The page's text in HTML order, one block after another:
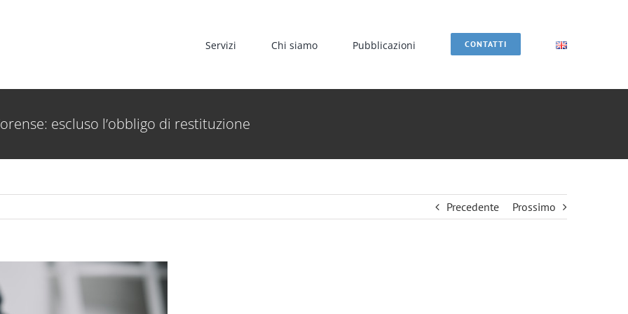
Servizi Chi siamo Pubblicazioni CONTATTI
escluso l’obbligo di restituzione
Precedente Prossimo